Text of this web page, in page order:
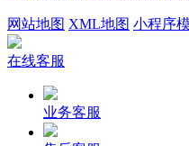
网站地图 XML地图 小程序
在线客服
业务客服